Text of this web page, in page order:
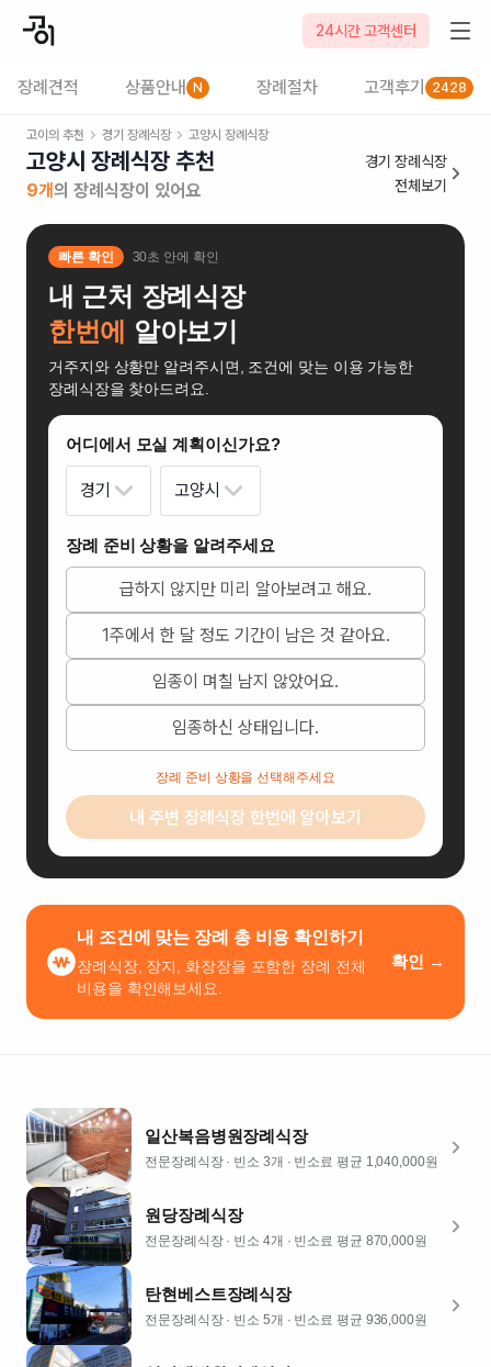
24시간 고객센터
장례견적 상품안내 N 장례절차 고객후기 2428
고이의 추천 경기 장례식장 고양시 장례식장
고양시 장례식장 추천
9개의 장례식장이 있어요
경기 장례식장
전체보기
빠른 확인 30초 안에 확인
내 근처 장례식장
한번에
알아보기
거주지와 상황만 알려주시면, 조건에 맞는 이용 가능한
장례식장을 찾아드려요.
어디에서 모실 계획이신가요?
경기 고양시
장례 준비 상황을 알려주세요
급하지 않지만 미리 알아보려고 해요.
1주에서 한 달 정도 기간이 남은 것 같아요.
임종이 며칠 남지 않았어요.
임종하신 상태입니다.
장례 준비 상황을 선택해주세요
내 주변 장례식장 한번에 알아보기
내 조건에 맞는 장례 총 비용 확인하기
장례식장, 장지, 화장장을 포함한 장례 전체
비용을 확인해보세요.
확인 →
일산복음병원장례식장
전문장례식장· 빈소 3개 · 빈소료 평균 1,040,000원
원당장례식장
전문장례식장· 빈소 4개 · 빈소료 평균 870,000원
탄현베스트장례식장
전문장례식장· 빈소 5개 · 빈소료 평균 936,000원